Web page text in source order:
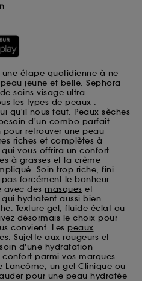
étape quotidienne à ne
jeune et belle. Sephora
soins visage ultra-
les types de peaux :
qu'il nous faut. Peaux sèches
d'un combo parfait
retrouver une peau
riches et complètes à
qui vous offrira un confort
à grasses et la crème
Soin trop riche, fini
forcément le bonheur.
avec des masques et
hydratent aussi bien
Texture gel, fluide éclat ou
désormais le choix pour
convient. Les peaux
Sujette aux rougeurs et
d'une hydratation
parmi vos marques
Lancôme, un gel Clinique ou
pour une peau hydratée